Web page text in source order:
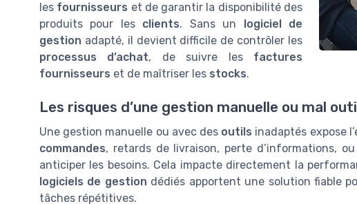
les fournisseurs et de garantir la disponibilité des
produits pour les clients. Sans un logiciel de
gestion adapté, il devient difficile de contrôler les
processus d’achat, de suivre les factures
fournisseurs et de maîtriser les stocks.
Les risques d’une gestion manuelle ou mal
Une gestion manuelle ou avec des outils inadaptés expose
commandes, retards de livraison, perte d’informations,
anticiper les besoins. Cela impacte directement la
logiciels de gestion dédiés apportent une solution fiable
tâches répétitives.